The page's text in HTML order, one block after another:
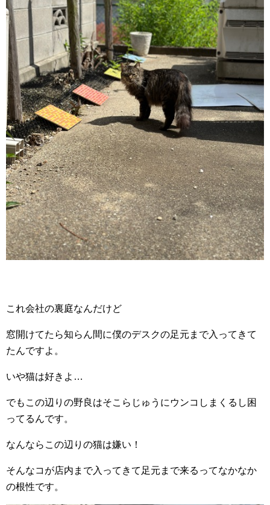
これ会社の裏庭なんだけど
窓開けてたら知らん間に僕のデスクの足元まで入ってきて
たんですよ。
いや猫は好きよ…
でもこの辺りの野良はそこらじゅうにウンコしまくるし困
ってるんです。
なんならこの辺りの猫は嫌い！
そんなコが店内まで入ってきて足元まで来るってなかなか
の根性です。